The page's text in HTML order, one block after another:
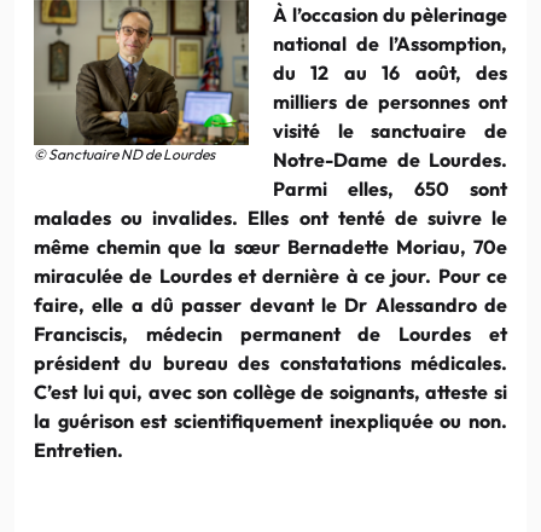
© Sanctuaire ND de Lourdes
À l’occasion du pèlerinage
national de l’Assomption,
du 12 au 16 août, des
milliers de personnes ont
visité le sanctuaire de
Notre-Dame de Lourdes.
Parmi elles, 650 sont
malades ou invalides. Elles ont tenté de suivre le
même chemin que la sœur Bernadette Moriau, 70e
miraculée de Lourdes et dernière à ce jour. Pour ce
faire, elle a dû passer devant le Dr Alessandro de
Franciscis, médecin permanent de Lourdes et
président du bureau des constatations médicales.
C’est lui qui, avec son collège de soignants, atteste si
la guérison est scientifiquement inexpliquée ou non.
Entretien.